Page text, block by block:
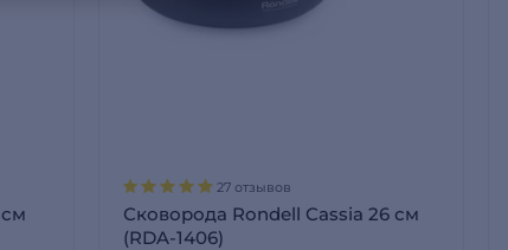
27 отзывов
Сковорода Rondell Cassia 26 см
(RDA-1406)